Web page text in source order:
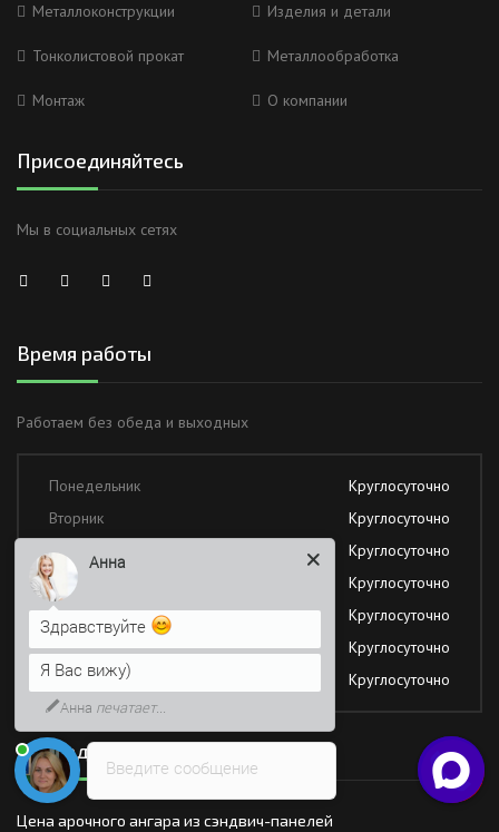
Металлоконструкции Изделия и детали
Тонколистовой прокат Металлообработка
Монтаж О компании
Присоединяйтесь
Мы в социальных сетях
Время работы
Работаем без обеда и выходных
Понедельник
Круглосуточно
Вторник
Круглосуточно
Среда
Круглосуточно
Четверг
Круглосуточно
Пятница
Круглосуточно
Суббота
Круглосуточно
Воскресение
Круглосуточно
Последние новости
Цена арочного ангара из сэндвич-панелей
Введите сообщение
Анна
Здравствуйте
Я Вас вижу)
Анна печатает...